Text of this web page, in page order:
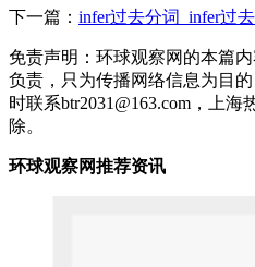
下一篇： infer过去分词_infer过
免责声明：环球观察网的本篇
负责，只为传播网络信息为目
时联系btr2031@163.com，上
除。
环球观察网推荐资讯